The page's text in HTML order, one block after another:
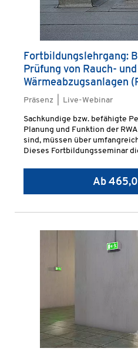
Fortbildungslehrgang:
Prüfung von Rauch- und
Wärmeabzugsanlagen
Präsenz | Live-Webinar
Sachkundige bzw. befähigte
Planung und Funktion der
sind, müssen über
Dieses Fortbildungsseminar
Ab